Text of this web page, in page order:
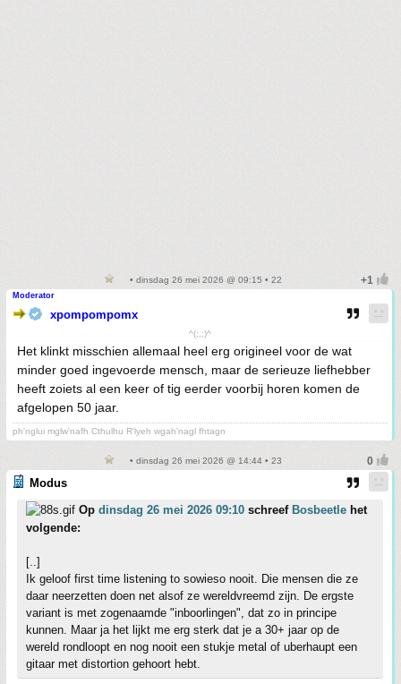
• dinsdag 26 mei 2026 @ 09:15 • 22
Moderator
xpompompomx
^(;,;)^
Het klinkt misschien allemaal heel erg origineel voor de wat
minder goed ingevoerde mensch, maar de serieuze liefhebber
heeft zoiets al een keer of tig eerder voorbij horen komen de
afgelopen 50 jaar.
ph'nglui mglw'nafh Cthulhu R'lyeh wgah'nagl fhtagn
• dinsdag 26 mei 2026 @ 14:44 • 23
Modus
Op dinsdag 26 mei 2026 09:10 schreef Bosbeetle het
volgende:
[..]
Ik geloof first time listening to sowieso nooit. Die mensen die ze
daar neerzetten doen net alsof ze wereldvreemd zijn. De ergste
variant is met zogenaamde "inboorlingen", dat zo in principe
kunnen. Maar ja het lijkt me erg sterk dat je a 30+ jaar op de
wereld rondloopt en nog nooit een stukje metal of uberhaupt een
gitaar met distortion gehoort hebt.